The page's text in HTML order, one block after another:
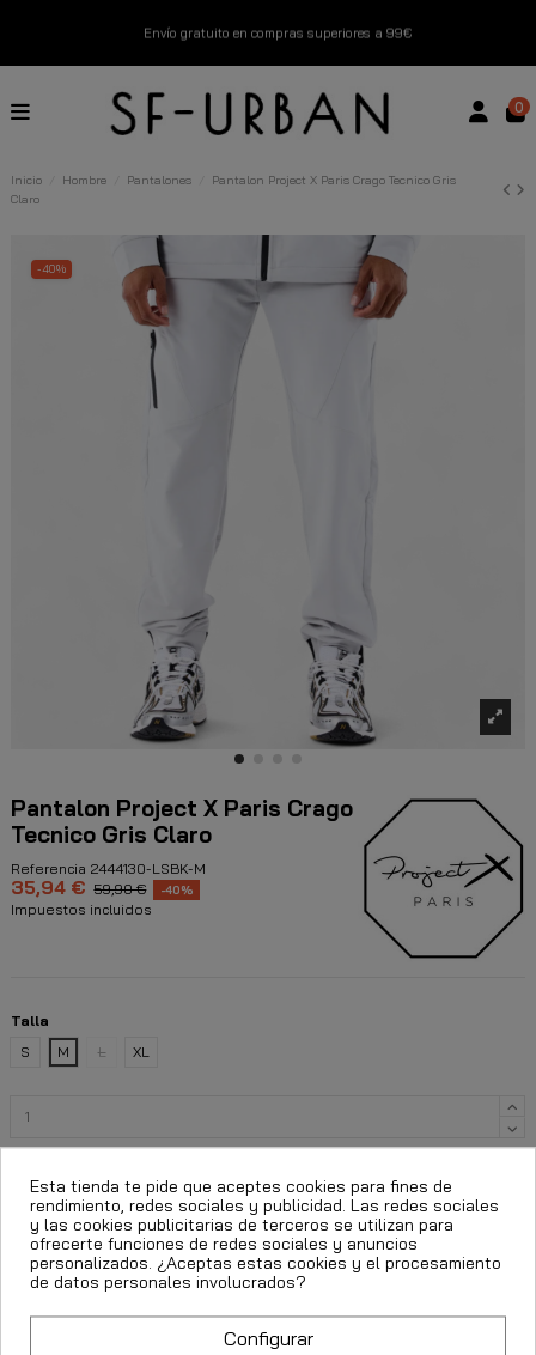
Envío gratuito en compras superiores a 99€
Nuevos productos disponibles esta semana
0
Inicio Hombre Pantalones
Pantalon Project X Paris Crago Tecnico Gris
Claro
-40%
Pantalon Project X Paris Crago
Tecnico Gris Claro
Referencia 2444130-LSBK-M
35,94 € 59,90 € -40%
Impuestos incluidos
Talla
S
M L XL
Esta tienda te pide que aceptes cookies para fines de
rendimiento, redes sociales y publicidad. Las redes sociales
y las cookies publicitarias de terceros se utilizan para
ofrecerte funciones de redes sociales y anuncios
personalizados. ¿Aceptas estas cookies y el procesamiento
de datos personales involucrados?
Configurar